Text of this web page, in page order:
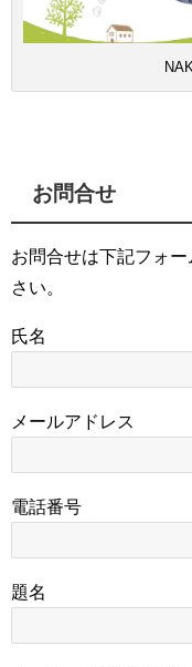
お問合せ
お問合せは下記フォ
さい。
氏名
メールアドレス
電話番号
題名